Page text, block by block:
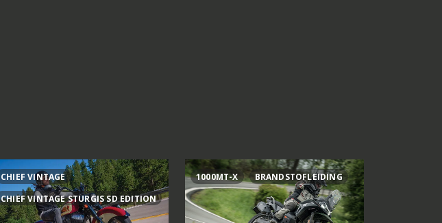
CHIEF VINTAGE
CHIEF VINTAGE STURGIS SD EDITION
1000MT-X BRANDSTOFLEIDING